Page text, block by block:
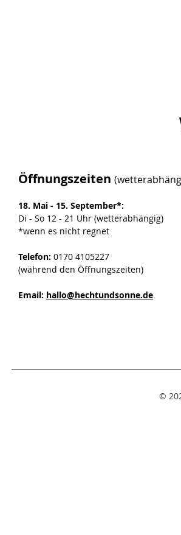
Öffnungszeiten
18. Mai - 15. September*:
Di - So 12 - 21 Uhr (wetterabhängig)
*wenn es nicht regnet
Telefon: 0170 4105227
(während den Öffnungszeiten)
Email: hallo@hechtundsonne.de
©